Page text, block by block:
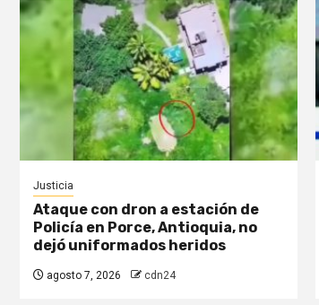
Justicia
Ataque con dron a estación de
Policía en Porce, Antioquia, no
dejó uniformados heridos
agosto 7, 2026 cdn24